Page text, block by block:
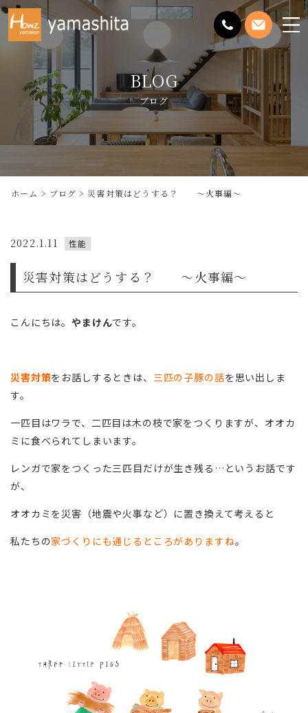
メ
ニ
を
開
く
BLOG
ブログ
ホーム ブログ 災害対策はどうする？ ～火事編～
2022.1.11 性能
災害対策はどうする？ ～火事編～
こんにちは。やまけんです。
災害対策をお話しするときは、 三匹の子豚の話を思い出しま
す。
一匹目はワラで、二匹目は木の枝で家をつくりますが、オオカ
ミに食べられてしまいます。
レンガで家をつくった三匹目だけが生き残る…というお話です
が、
オオカミを災害（地震や火事など）に置き換えて考えると
私たちの家づくりにも通じるところがありますね。